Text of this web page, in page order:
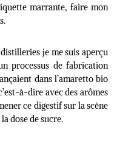
marrante, faire mon
je me suis aperçu
processus de fabrication
dans l’amaretto bio
à-dire avec des arômes
ce digestif sur la scène
dose de sucre.